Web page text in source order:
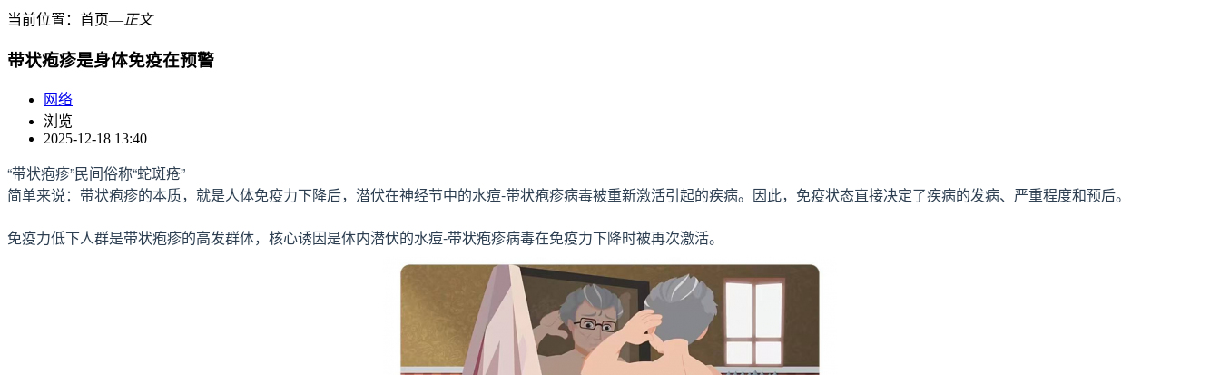
当前位置： 首页―正文
带状疱疹是身体免疫在预警
网络
浏览
2025-12-18 13:40
“带状疱疹”民间俗称“蛇斑疮”
简单来说：带状疱疹的本质，就是人体免疫力下降后，潜伏在神经节中的水痘-带状疱疹病毒被重新激活引起的疾病。因此，免疫状态直接决定了疾病的发病、严重程度和预后。
免疫力低下人群是带状疱疹的高发群体，核心诱因是体内潜伏的水痘-带状疱疹病毒在免疫力下降时被再次激活。